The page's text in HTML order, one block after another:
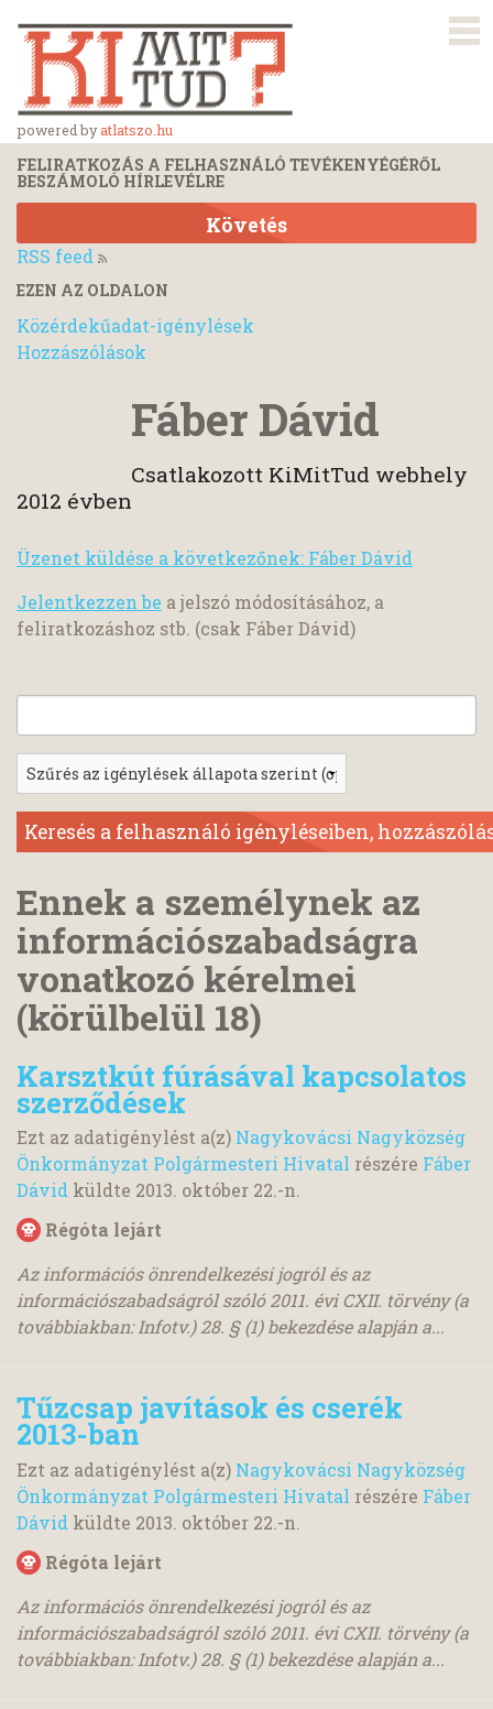
powered byatlatszo.hu
FELIRATKOZÁS A FELHASZNÁLÓ TEVÉKENYÉGÉRŐL
BESZÁMOLÓ HÍRLEVÉLRE
Követés
RSS feed
EZEN AZ OLDALON
Közérdekűadat-igénylések
Hozzászólások
Fáber Dávid
Csatlakozott KiMitTud webhely
2012 évben
Üzenet küldése a következőnek: Fáber Dávid
Jelentkezzen be a jelszó módosításához, a
feliratkozáshoz stb. (csak Fáber Dávid)
Ennek a személynek az
információszabadságra
vonatkozó kérelmei
(körülbelül 18)
Karsztkút fúrásával kapcsolatos
szerződések
Ezt az adatigénylést a(z) Nagykovácsi Nagyközség
Önkormányzat Polgármesteri Hivatal részére Fáber
Dávid küldte 2013. október 22.-n.
Régóta lejárt
Az információs önrendelkezési jogról és az
információszabadságról szóló 2011. évi CXII. törvény (a
továbbiakban: Infotv.) 28. § (1) bekezdése alapján a...
Tűzcsap javítások és cserék
2013-ban
Ezt az adatigénylést a(z) Nagykovácsi Nagyközség
Önkormányzat Polgármesteri Hivatal részére Fáber
Dávid küldte 2013. október 22.-n.
Régóta lejárt
Az információs önrendelkezési jogról és az
információszabadságról szóló 2011. évi CXII. törvény (a
továbbiakban: Infotv.) 28. § (1) bekezdése alapján a...